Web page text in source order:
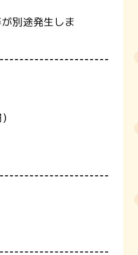
別途発生しま